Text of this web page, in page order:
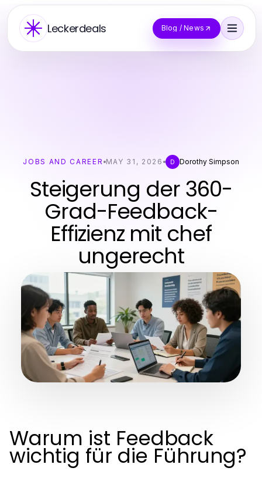
Leckerdeals Blog / News
JOBS AND CAREER MAY 31, 2026 D Dorothy Simpson
Steigerung der 360-
Grad-Feedback-
Effizienz mit chef
ungerecht
Warum ist Feedback
wichtig für die Führung?